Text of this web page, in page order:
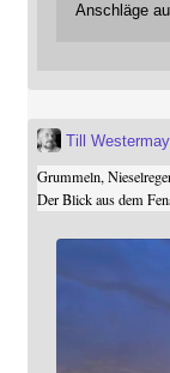
Anschläge
Till
Grummeln,
Der Blick aus dem